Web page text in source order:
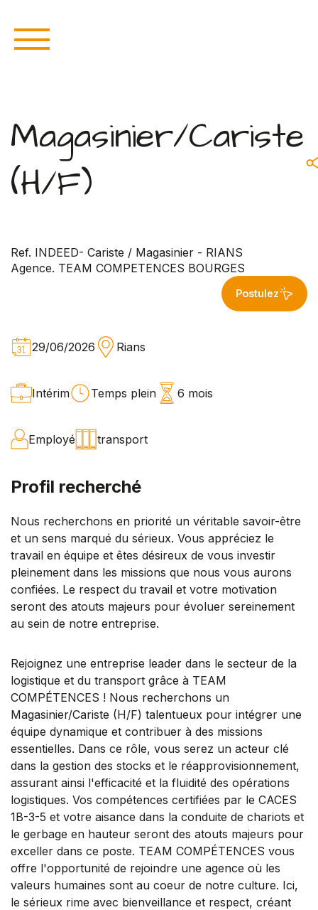
Magasinier/Cariste
(H/F)
Ref. INDEED- Cariste / Magasinier - RIANS
Agence. TEAM COMPETENCES BOURGES
Postulez
29/06/2026 Rians
Intérim Temps plein 6 mois
Employé transport
Profil recherché
Nous recherchons en priorité un véritable savoir-être
et un sens marqué du sérieux. Vous appréciez le
travail en équipe et êtes désireux de vous investir
pleinement dans les missions que nous vous aurons
confiées. Le respect du travail et votre motivation
seront des atouts majeurs pour évoluer sereinement
au sein de notre entreprise.
Rejoignez une entreprise leader dans le secteur de la
logistique et du transport grâce à TEAM
COMPÉTENCES ! Nous recherchons un
Magasinier/Cariste (H/F) talentueux pour intégrer une
équipe dynamique et contribuer à des missions
essentielles. Dans ce rôle, vous serez un acteur clé
dans la gestion des stocks et le réapprovisionnement,
assurant ainsi l'efficacité et la fluidité des opérations
logistiques. Vos compétences certifiées par le CACES
1B-3-5 et votre aisance dans la conduite de chariots et
le gerbage en hauteur seront des atouts majeurs pour
exceller dans ce poste. TEAM COMPÉTENCES vous
offre l'opportunité de rejoindre une agence où les
valeurs humaines sont au coeur de notre culture. Ici,
le sérieux rime avec bienveillance et respect, créant